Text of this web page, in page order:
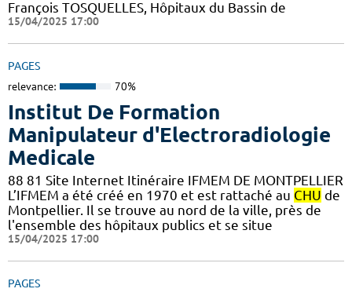
François TOSQUELLES, Hôpitaux du Bassin de
15/04/2025 17:00
PAGES
relevance: 70%
Institut De Formation
Manipulateur d'Electroradiologie
Medicale
88 81 Site Internet Itinéraire IFMEM DE MONTPELLIER
L’IFMEM a été créé en 1970 et est rattaché au CHU de
Montpellier. Il se trouve au nord de la ville, près de
l'ensemble des hôpitaux publics et se situe
15/04/2025 17:00
PAGES